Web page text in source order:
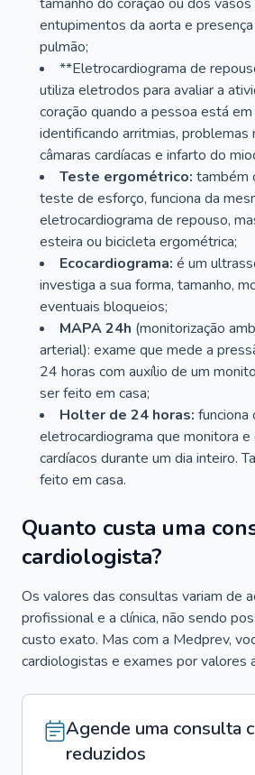
entupimentos da aorta e
pulmão;
**Eletrocardiograma de
utiliza eletrodos para avaliar a
coração quando a pessoa está
identificando arritmias, problemas
câmaras cardíacas e infarto do
Teste ergométrico: também
teste de esforço, funciona da
eletrocardiograma de repouso,
esteira ou bicicleta ergométrica;
Ecocardiograma: é um
investiga a sua forma, tamanho,
eventuais bloqueios;
MAPA 24h (monitorização
arterial): exame que mede a
24 horas com auxílio de um
ser feito em casa;
Holter de 24 horas: funciona
eletrocardiograma que monitora
cardíacos durante um dia inteiro.
feito em casa.
Quanto custa uma
cardiologista?
Os valores das consultas variam de
profissional e a clínica, não sendo
custo exato. Mas com a Medprev,
cardiologistas e exames por valores
Agende uma consulta
reduzidos